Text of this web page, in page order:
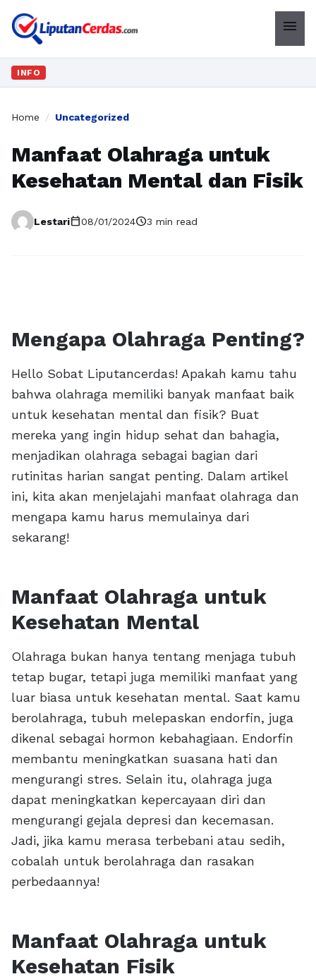
menu
INFO
Home / Uncategorized
Manfaat Olahraga untuk
Kesehatan Mental dan Fisik
Lestaricalendar_today08/01/2024schedule3 min read
Mengapa Olahraga Penting?
Hello Sobat Liputancerdas! Apakah kamu tahu
bahwa olahraga memiliki banyak manfaat baik
untuk kesehatan mental dan fisik? Buat
mereka yang ingin hidup sehat dan bahagia,
menjadikan olahraga sebagai bagian dari
rutinitas harian sangat penting. Dalam artikel
ini, kita akan menjelajahi manfaat olahraga dan
mengapa kamu harus memulainya dari
sekarang!
Manfaat Olahraga untuk
Kesehatan Mental
Olahraga bukan hanya tentang menjaga tubuh
tetap bugar, tetapi juga memiliki manfaat yang
luar biasa untuk kesehatan mental. Saat kamu
berolahraga, tubuh melepaskan endorfin, juga
dikenal sebagai hormon kebahagiaan. Endorfin
membantu meningkatkan suasana hati dan
mengurangi stres. Selain itu, olahraga juga
dapat meningkatkan kepercayaan diri dan
mengurangi gejala depresi dan kecemasan.
Jadi, jika kamu merasa terbebani atau sedih,
cobalah untuk berolahraga dan rasakan
perbedaannya!
Manfaat Olahraga untuk
Kesehatan Fisik